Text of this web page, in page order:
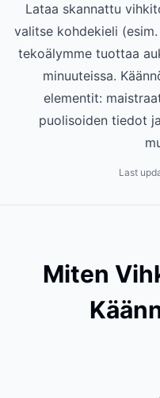
Lataa skannattu
valitse kohdekieli
tekoälymme tuottaa
minuuteissa.
elementit:
puolisoiden tiedot
Last
Miten